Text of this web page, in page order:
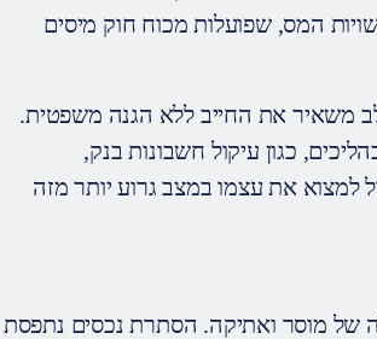
המס, שפועלות מכוח חוק מיסים
משאיר את החייב ללא הגנה משפטית.
כגון עיקול חשבונות בנק,
למצוא את עצמו במצב גרוע יותר מזה
של מוסר ואתיקה. הסתרת נכסים נתפסת